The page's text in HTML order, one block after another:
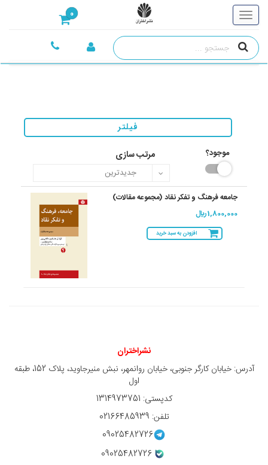
0
فیلتر
موجود؟ مرتب سازی
جامعه فرهنگ و تفکر نقاد (مجموعه مقالات)
1,800,000 ريال
افزودن به سبد خرید
نشراختران
آدرس: خیابان کارگر جنوبی، خیابان روانمهر، نبش منیرجاوید، پلاک 152، طبقه
اول
کدپستی: 1314973751
تلفن: 02166485939
09025482726
09025482726